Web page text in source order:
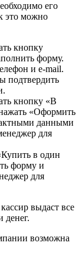
его
это можно
кнопку
форму.
и e-mail.
подтвердить
кнопку «В
«Оформить
данными
для
в один
форму и
для
выдаст все
денег.
возможна